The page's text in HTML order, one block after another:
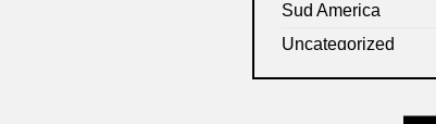
Sud America
Uncategorized